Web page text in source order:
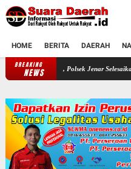
HOME BERITA DAERAH
BREAKING
NEWS Seorang Ayah